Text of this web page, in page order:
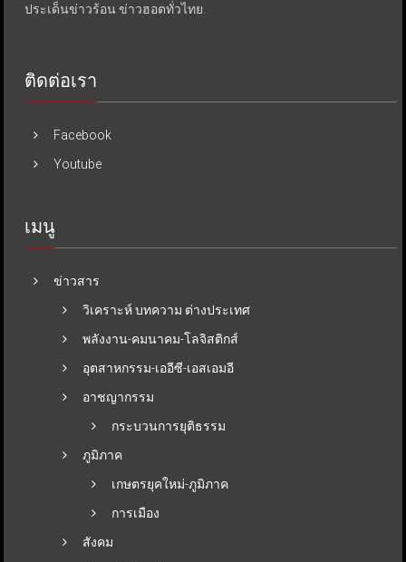
ประเด็นข่าวร้อน ข่าวฮอตทั่วไทย.
ติดต่อเรา
Facebook
Youtube
เมนู
ข่าวสาร
วิเคราะห์ บทความ ต่างประเทศ
พลังงาน-คมนาคม-โลจิสติกส์
อุตสาหกรรม-เออีซี-เอสเอมอี
อาชญากรรม
กระบวนการยุติธรรม
ภูมิภาค
เกษตรยุคใหม่-ภูมิภาค
การเมือง
สังคม